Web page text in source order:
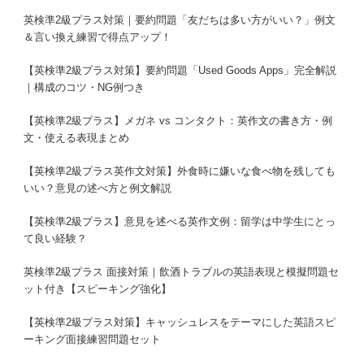
英検準2級プラス対策｜要約問題「友だちは多い方がいい？」例文
＆言い換え練習で得点アップ！
【英検準2級プラス対策】要約問題「Used Goods Apps」完全解説
｜構成のコツ・NG例つき
【英検準2級プラス】メガネ vs コンタクト：英作文の書き方・例
文・使える表現まとめ
【英検準2級プラス英作文対策】外食時に嫌いな食べ物を残しても
いい？意見の述べ方と例文解説
【英検準2級プラス】意見を述べる英作文例：留学は中学生にとっ
て良い経験？
英検準2級プラス 面接対策｜飲酒トラブルの英語表現と模擬問題セ
ット付き【スピーキング強化】
【英検準2級プラス対策】キャッシュレスをテーマにした英語スピ
ーキング面接練習問題セット